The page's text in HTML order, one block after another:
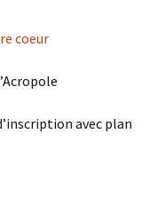
avec plan